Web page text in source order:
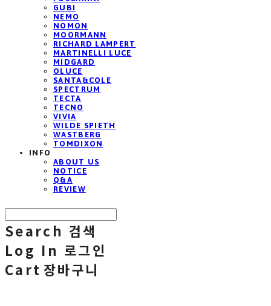
GUBI
NEMO
NOMON
MOORMANN
RICHARD LAMPERT
MARTINELLI LUCE
MIDGARD
OLUCE
SANTA&COLE
SPECTRUM
TECTA
TECNO
VIVIA
WILDE SPIETH
WASTBERG
TOMDIXON
INFO
ABOUT US
NOTICE
Q&A
REVIEW
Search 검색
Log In 로그인
Cart 장바구니